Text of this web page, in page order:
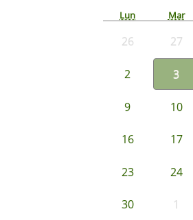
Lun Mar
26 27
2 3
9 10
16 17
23 24
30 1